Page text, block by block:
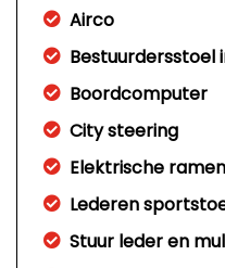
Airco
Bestuurdersstoel
Boordcomputer
City steering
Elektrische
Lederen
Stuur leder en